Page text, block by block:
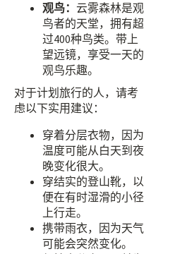
观鸟： 云雾森林是观
鸟者的天堂，拥有超
过400种鸟类。带上
望远镜，享受一天的
观鸟乐趣。
对于计划旅行的人，请考
虑以下实用建议：
穿着分层衣物，因为
温度可能从白天到夜
晚变化很大。
穿结实的登山靴，以
便在有时湿滑的小径
上行走。
携带雨衣，因为天气
可能会突然变化。